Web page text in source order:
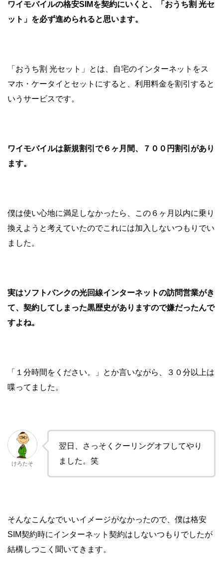
ワイモバイルの格安SIMを契約にいくと、「おうち割 光セ
ット」を必ず進められると思います。
「おうち割 光セット」とは、自宅のインターネットをス
マホ・ケータイとセットにすると、利用料金を割引すると
いうサービスです。
ワイモバイルは新規割引で６ヶ月間、７００円割引があり
ます。
僕は使い心地に満足しなかったら、この６ヶ月以内に乗り
換えようと考えていたのでこれには加入しないつもりでい
ました。
実はソフトバンクの光回線インターネットの訪問営業がき
て、契約してしまった黒歴史がありますので嫌だったんで
すよね。
「１分時間をください。」とか言いながら、３０分以上は
喋ってました。
けろたそ
翌日、さっそくクーリングオフしてやり
ました。笑
そんなこんなでいいイメージがなかったので、僕は格安
SIM契約時にインターネット契約はしないつもりでしたが
結構しつこく聞いてきます。